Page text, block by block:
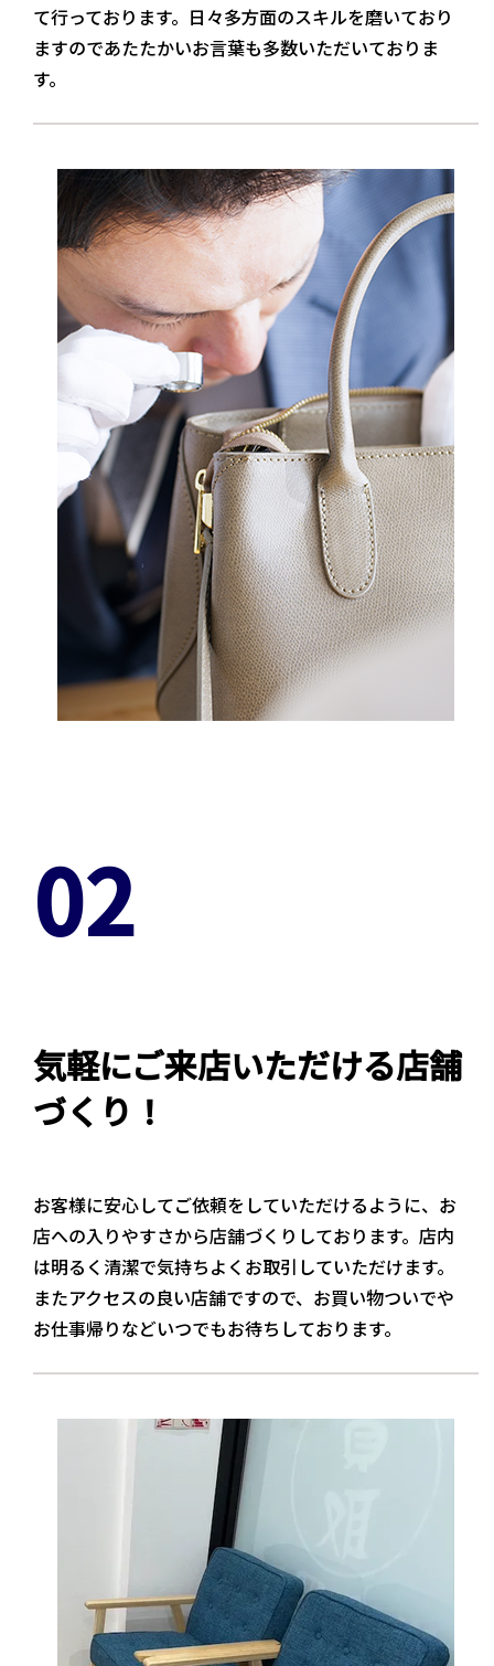
て行っております。日々多方面のスキルを磨いており
ますのであたたかいお言葉も多数いただいておりま
す。
02
気軽にご来店いただける店舗
づくり！
お客様に安心してご依頼をしていただけるように、お
店への入りやすさから店舗づくりしております。店内
は明るく清潔で気持ちよくお取引していただけます。
またアクセスの良い店舗ですので、お買い物ついでや
お仕事帰りなどいつでもお待ちしております。